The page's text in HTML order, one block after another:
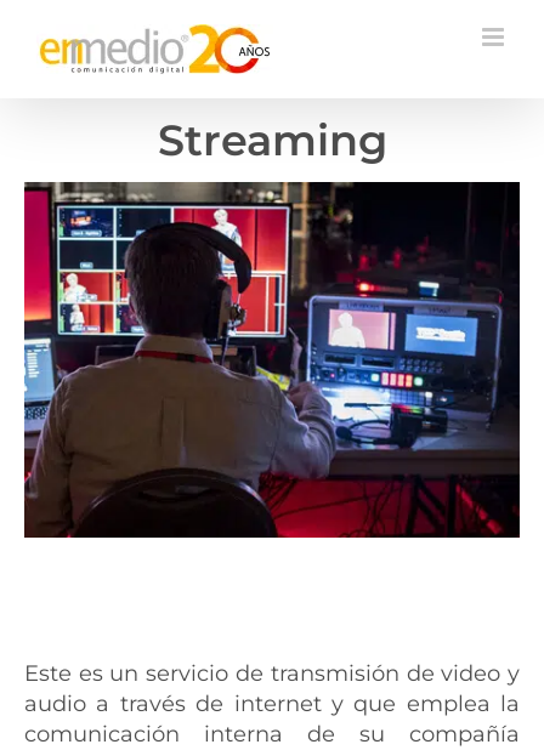
Streaming
Este es un servicio de transmisión de video y
audio a través de internet y que emplea la
comunicación interna de su compañía